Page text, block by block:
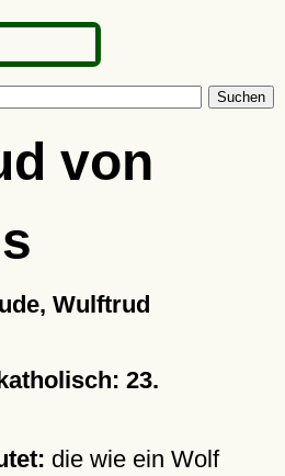
Suchen
von
Wulftrud
23.
die wie ein Wolf